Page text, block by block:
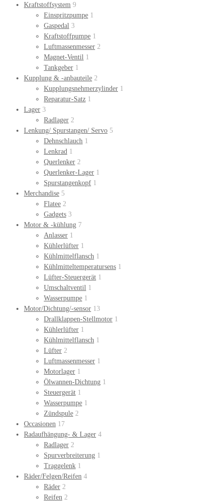
Kraftstoffsystem 9
Einspritzpumpe 1
Gaspedal 3
Kraftstoffpumpe 1
Luftmassenmesser 2
Magnet-Ventil 1
Tankgeber 1
Kupplung & -anbauteile 2
Kupplungsnehmerzylinder 1
Reparatur-Satz 1
Lager 3
Radlager 2
Lenkung/ Spurstangen/ Servo 5
Dehnschlauch 1
Lenkrad 1
Querlenker 2
Querlenker-Lager 1
Spurstangenkopf 1
Merchandise 5
Flatee 2
Gadgets 3
Motor & -kühlung 7
Anlasser 1
Kühlerlüfter 1
Kühlmittelflansch 1
Kühlmitteltemperatursens 1
Lüfter-Steuergerät 1
Umschaltventil 1
Wasserpumpe 1
Motor/Dichtung/-sensor 13
Drallklappen-Stellmotor 1
Kühlerlüfter 1
Kühlmittelflansch 1
Lüfter 2
Luftmassenmesser 1
Motorlager 1
Ölwannen-Dichtung 1
Steuergerät 1
Wasserpumpe 1
Zündspule 2
Occasionen 17
Radaufhängung- & Lager 4
Radlager 2
Spurverbreiterung 1
Traggelenk 1
Räder/Felgen/Reifen 4
Räder 2
Reifen 2